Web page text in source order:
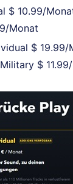
$ 10.99/
Monat
$
$